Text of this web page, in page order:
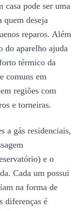
casa pode ser uma
deseja
reparos. Além
do aparelho ajuda
térmico da
comuns em
regiões com
e torneiras.
a gás residenciais,
e o
Cada um possui
na forma de
diferenças é